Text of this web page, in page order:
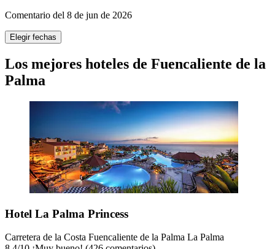
Comentario del 8 de jun de 2026
Elegir fechas
Los mejores hoteles de Fuencaliente de la
Palma
Hotel La Palma Princess
Carretera de la Costa Fuencaliente de la Palma La Palma